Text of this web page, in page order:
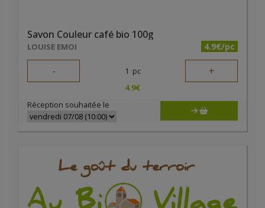
Savon Couleur café bio 100g
LOUISE EMOI 4.9€/pc
- 1 pc +
4.9€
Réception souhaitée le